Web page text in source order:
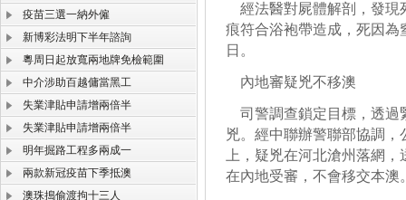
疫苗三選一納外僱
新博彩法明下半年諮詢
粵周日起放寬兩地牌免檢範圍
中介涉助百越傭當黑工
失業津貼申請增兩倍半
失業津貼申請增兩倍半
明年掘路工程多兩成一
兩款新冠疫苗下季抵澳
澳珠搗偷渡拘十三人
經法醫對屍體解剖，發現
痕符合浴袍帶造成，死因
日。
內地審疑兇不移澳
司警調查鎖定目標，透過
兇。經中聯辦警聯部協調
上，疑兇在河北滄州落網
在內地受審，不會移交本澳